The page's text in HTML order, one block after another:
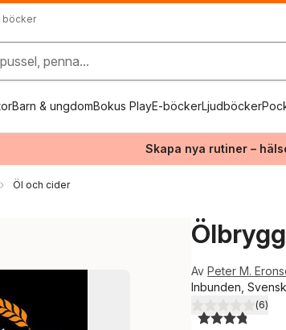
böcker
penna...
Barn & ungdomBokus PlayE-böckerLjudböcker
Skapa nya rutiner –
Öl och cider
Av Peter M.
Inbunden,
3,8utav 5 (6)